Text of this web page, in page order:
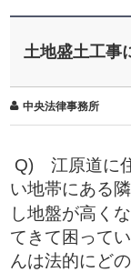
土地盛土工事
中央法律事務所
Q) 江原道に
い地帯にある
し地盤が高く
てきて困って
んは法的にど